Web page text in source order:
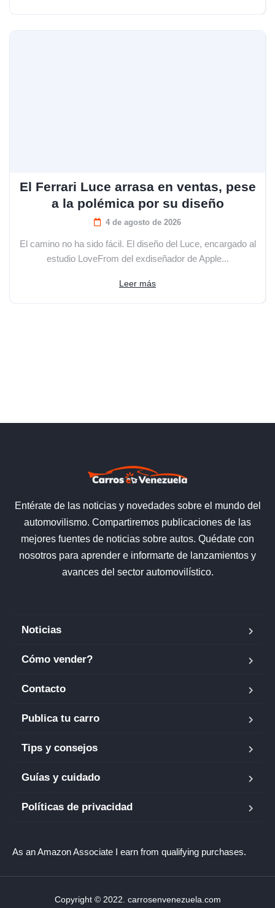
El Ferrari Luce arrasa en ventas, pese
a la polémica por su diseño
4 de agosto de 2026
El camino no ha sido fácil. El diseño del Luce, encargado al
estudio LoveFrom del exdiseñador de Apple...
Leer más
Entérate de las noticias y novedades sobre el mundo del
automovilismo. Compartiremos publicaciones de las
mejores fuentes de noticias sobre autos. Quédate con
nosotros para aprender e informarte de lanzamientos y
avances del sector automovilístico.
Noticias
Cómo vender?
Contacto
Publica tu carro
Tips y consejos
Guías y cuidado
Políticas de privacidad
As an Amazon Associate I earn from qualifying purchases.
Copyright © 2022. carrosenvenezuela.com